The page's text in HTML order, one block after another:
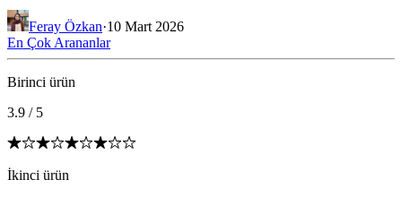
Feray Özkan·10 Mart 2026
En Çok Arananlar
Birinci ürün
3.9 / 5
İkinci ürün